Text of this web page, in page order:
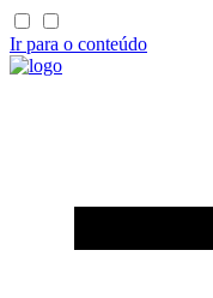
Ir para o conteúdo